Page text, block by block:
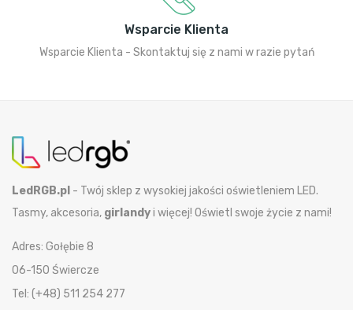
Wsparcie Klienta
Wsparcie Klienta - Skontaktuj się z nami w razie pytań
LedRGB.pl - Twój sklep z wysokiej jakości oświetleniem LED.
Tasmy, akcesoria, girlandyi więcej! Oświetl swoje życie z nami!
Adres: Gołębie 8
06-150 Świercze
Tel: (+48) 511 254 277